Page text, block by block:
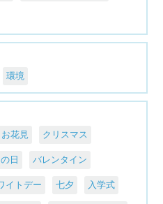
環境
お花見 クリスマス
日 バレンタイン
イトデー 七夕 入学式